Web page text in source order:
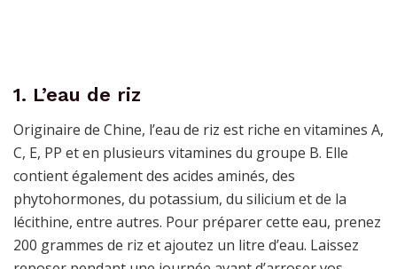
1. L’eau de riz
Originaire de Chine, l’eau de riz est riche en vitamines A,
C, E, PP et en plusieurs vitamines du groupe B. Elle
contient également des acides aminés, des
phytohormones, du potassium, du silicium et de la
lécithine, entre autres. Pour préparer cette eau, prenez
200 grammes de riz et ajoutez un litre d’eau. Laissez